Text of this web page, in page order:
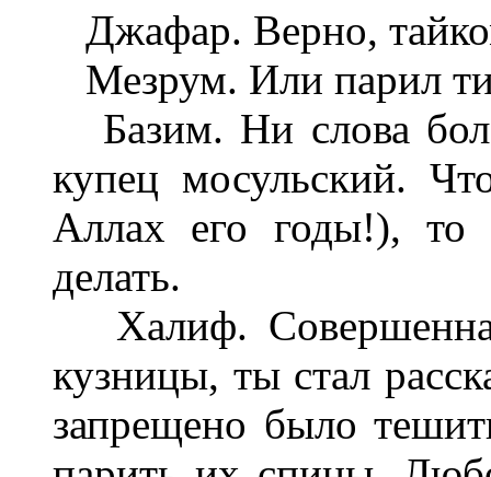
Джафар. Верно,
Мезрум. Или парил
Базим. Ни слова
купец мосульский.
Аллах его годы!), то
делать.
Халиф.
кузницы, ты стал
запрещено было